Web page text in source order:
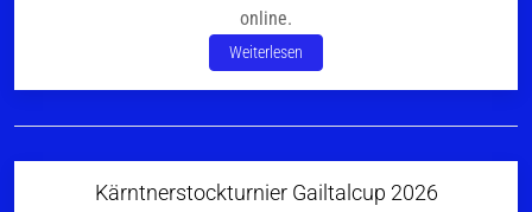
online.
Weiterlesen
Kärntnerstockturnier Gailtalcup 2026